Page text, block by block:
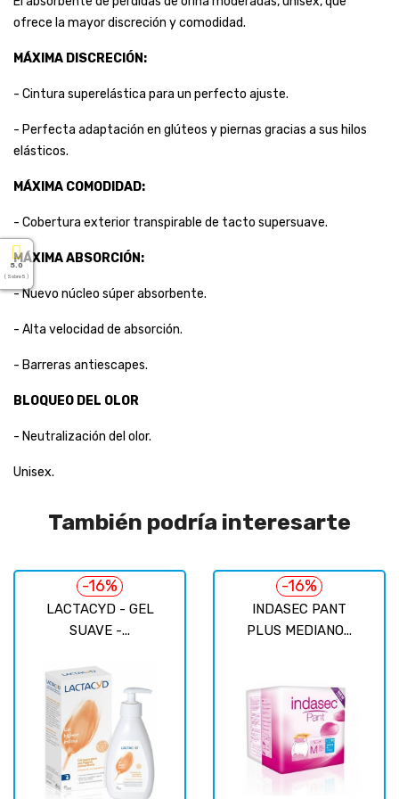
ofrece la mayor discreción y comodidad.
MÁXIMA DISCRECIÓN:
- Cintura superelástica para un perfecto ajuste.
- Perfecta adaptación en glúteos y piernas gracias a sus hilos
elásticos.
MÁXIMA COMODIDAD:
- Cobertura exterior transpirable de tacto supersuave.
MÁXIMA ABSORCIÓN:
- Nuevo núcleo súper absorbente.
- Alta velocidad de absorción.
- Barreras antiescapes.
BLOQUEO DEL OLOR
- Neutralización del olor.
Unisex.
También podría interesarte
LACTACYD - GEL
SUAVE -...
-16%
INDASEC PANT
PLUS MEDIANO...
-16%
5.0
( Sobre 5 )